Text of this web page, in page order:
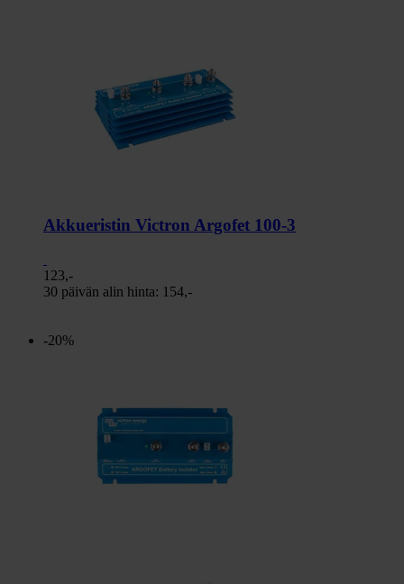
Akkueristin Victron Argofet 100-3
123,-
30 päivän alin hinta: 154,-
-20%